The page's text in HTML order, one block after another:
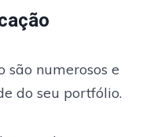
são numerosos e
do seu portfólio.